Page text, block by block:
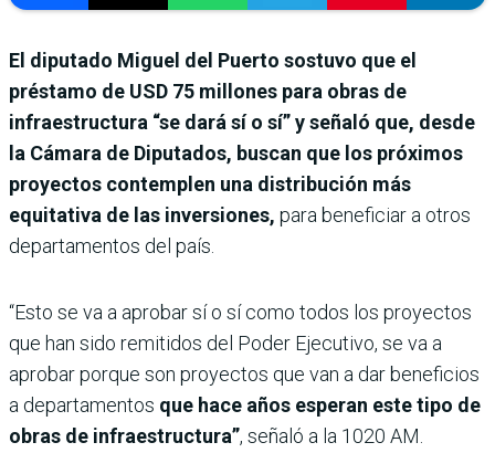
El diputado Miguel del Puerto sostuvo que el
préstamo de USD 75 millones para obras de
infraestructura “se dará sí o sí” y señaló que, desde
la Cámara de Diputados, buscan que los próximos
proyectos contemplen una distribución más
equitativa de las inversiones, para beneficiar a otros
departamentos del país.
“Esto se va a aprobar sí o sí como todos los proyectos
que han sido remitidos del Poder Ejecutivo, se va a
aprobar porque son proyectos que van a dar beneficios
a departamentos que hace años esperan este tipo de
obras de infraestructura”, señaló a la 1020 AM.